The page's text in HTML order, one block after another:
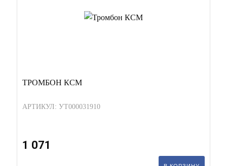
ТРОМБОН КСМ
АРТИКУЛ: УТ000031910
1 071